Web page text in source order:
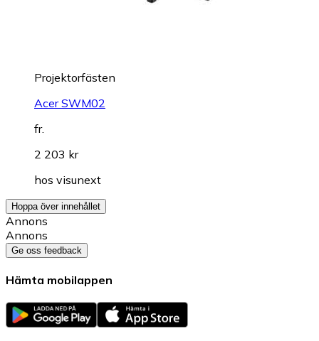
Projektorfästen
Acer SWM02
fr.
2 203 kr
hos visunext
Hoppa över innehållet
Annons
Annons
Ge oss feedback
Hämta mobilappen